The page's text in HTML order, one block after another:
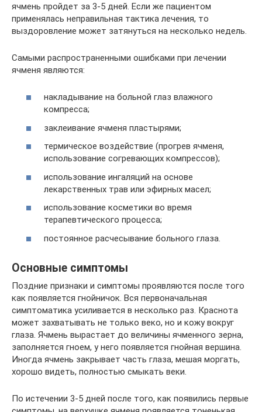
ячмень пройдет за 3-5 дней. Если же пациентом
применялась неправильная тактика лечения, то
выздоровление может затянуться на несколько недель.
Самыми распространенными ошибками при лечении
ячменя являются:
накладывание на больной глаз влажного
компресса;
заклеивание ячменя пластырями;
термическое воздействие (прогрев ячменя,
использование согревающих компрессов);
использование ингаляций на основе
лекарственных трав или эфирных масел;
использование косметики во время
терапевтического процесса;
постоянное расчесывание больного глаза.
Основные симптомы
Поздние признаки и симптомы проявляются после того
как появляется гнойничок. Вся первоначальная
симптоматика усиливается в несколько раз. Краснота
может захватывать не только веко, но и кожу вокруг
глаза. Ячмень вырастает до величины ячменного зерна,
заполняется гноем, у него появляется гнойная вершина.
Иногда ячмень закрывает часть глаза, мешая моргать,
хорошо видеть, полностью смыкать веки.
По истечении 3-5 дней после того, как появились первые